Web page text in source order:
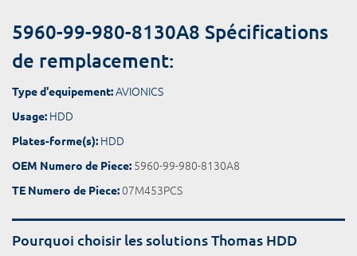
5960-99-980-8130A8 Spécifications
de remplacement:
Type d'equipement:AVIONICS
Usage: HDD
Plates-forme(s): HDD
OEM Numero de Piece: 5960-99-980-8130A8
TE Numero de Piece:07M453PCS
Pourquoi choisir les solutions Thomas HDD